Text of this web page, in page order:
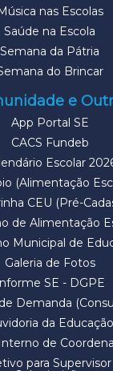
Música nas Escolas
Saúde na Escola
Semana da Pátria
do Brincar
e
App Portal SE
CACS Fundeb
Escolar
(Alimentação
CEU (Pré-
de Alimentação
Municipal de
Galeria de Fotos
Informe SE - DGPE
Demanda
da Educação
de
para